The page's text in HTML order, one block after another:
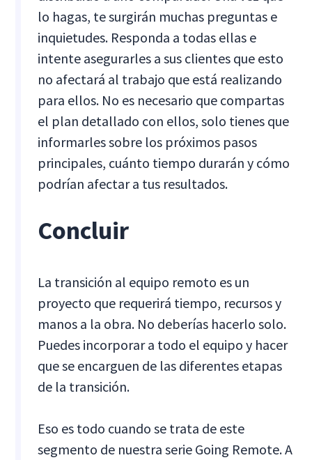
lo hagas, te surgirán muchas preguntas e
inquietudes. Responda a todas ellas e
intente asegurarles a sus clientes que esto
no afectará al trabajo que está realizando
para ellos. No es necesario que compartas
el plan detallado con ellos, solo tienes que
informarles sobre los próximos pasos
principales, cuánto tiempo durarán y cómo
podrían afectar a tus resultados.
Concluir
La transición al equipo remoto es un
proyecto que requerirá tiempo, recursos y
manos a la obra. No deberías hacerlo solo.
Puedes incorporar a todo el equipo y hacer
que se encarguen de las diferentes etapas
de la transición.
Eso es todo cuando se trata de este
segmento de nuestra serie Going Remote. A